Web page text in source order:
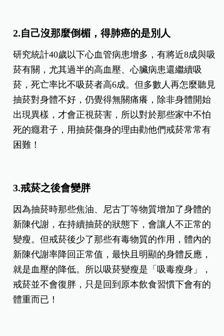
2.自己沒那麼倒楣，得肺癌的是別人
研究統計40歲以下心血管病患增多，有將近8成與吸
菸有關，尤其過半的高血壓、心臟病患還繼續吸
菸，死亡率比不吸菸者高6成。但多數人再怎麼聽見
抽菸對身體不好，仍覺得無關痛癢，除非身體開始
出現異樣，才會正視菸害，所以對於那些家中不怕
死的癮君子，用抽菸傷身的理由勸他們戒菸常常有
困難！
3.戒菸之後會變胖
因為抽菸時那些焦油、尼古丁等物質增加了身體的
新陳代謝，在持續抽菸的狀態下，會讓人不正常的
變瘦。但戒菸後少了那些有毒物質的作用，體內的
新陳代謝率降回正常值，最快且明顯的身體反應，
就是血壓的降低。所以吸菸變瘦是「吸毒瘦身」，
戒菸並不會復胖，只是回到原本飲食習慣下會有的
體重而已！